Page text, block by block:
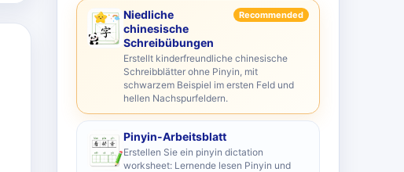
Niedliche
chinesische
Schreibübungen
Recommended
Erstellt kinderfreundliche chinesische
Schreibblätter ohne Pinyin, mit
schwarzem Beispiel im ersten Feld und
hellen Nachspurfeldern.
Pinyin-Arbeitsblatt
Erstellen Sie ein pinyin dictation
worksheet: Lernende lesen Pinyin und